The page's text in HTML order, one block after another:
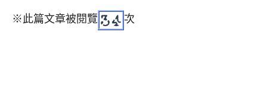
※此篇文章被閱覽 次